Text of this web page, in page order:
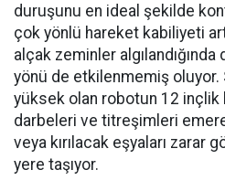
duruşunu en ideal şekilde
çok yönlü hareket kabiliyeti
alçak zeminler algılandığında
yönü de etkilenmemiş
yüksek olan robotun 12
darbeleri ve titreşimleri
veya kırılacak eşyaları zarar
yere taşıyor.